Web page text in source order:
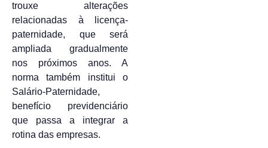
trouxe alterações
relacionadas à licença-
paternidade, que será
ampliada gradualmente
nos próximos anos. A
norma também institui o
Salário-Paternidade,
benefício previdenciário
que passa a integrar a
rotina das empresas.